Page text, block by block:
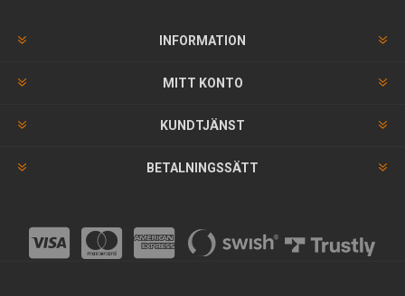
INFORMATION
MITT KONTO
KUNDTJÄNST
BETALNINGSSÄTT